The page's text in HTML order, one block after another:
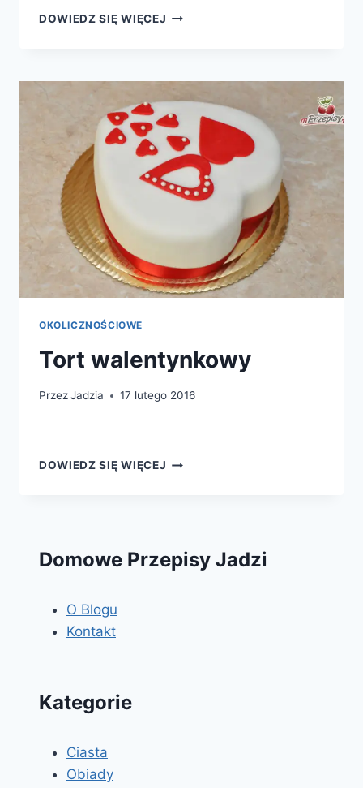
DOWIEDZ SIĘ WIĘCEJ PĄCZKI
OKOLICZNOŚCIOWE
Tort walentynkowy
PrzezJadzia 17 lutego 2016
DOWIEDZ SIĘ WIĘCEJ TORT
Domowe Przepisy Jadzi
O Blogu
Kontakt
Kategorie
Ciasta
Obiady